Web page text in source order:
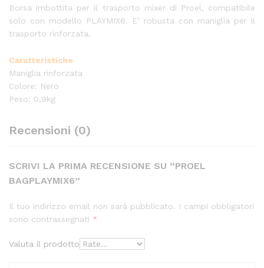
Borsa imbottita per il trasporto mixer di Proel, compatibile
solo con modello PLAYMIX6. E’ robusta con maniglia per il
trasporto rinforzata.
Caratteristiche
Maniglia rinforzata
Colore: Nero
Peso: 0,9kg
Recensioni (0)
SCRIVI LA PRIMA RECENSIONE SU “PROEL
BAGPLAYMIX6”
Il tuo indirizzo email non sarà pubblicato. I campi obbligatori
sono contrassegnati *
Valuta il prodotto